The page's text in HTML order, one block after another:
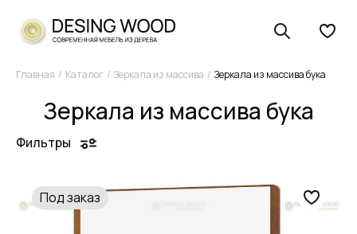
Главная Каталог Зеркала из массива Зеркала из массива бука
Зеркала из массива бука
Фильтры
Под заказ